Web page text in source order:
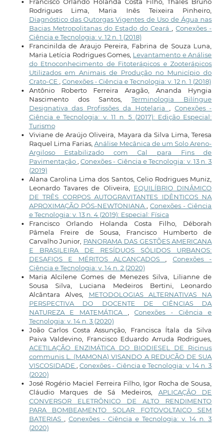
Rodrigues Lima, Maria Inês Teixeira Pinheiro,
Diagnóstico das Outorgas Vigentes de Uso de Água nas
Bacias Metropolitanas do Estado do Ceará
,Conexões -
Ciência e Tecnologia: v. 12 n. 1 (2018)
Francinilda de Araujo Pereira, Fabrina de Souza Luna,
Maria Letícia Rodrigues Gomes, Levantamento e Análise
do Etnoconhecimento de Fitoterápicos e Zooterápicos
Utilizados em Animais de Produção no Município do
Crato-CE
Conexões - Ciência e Tecnologia: v. 12 n. 1 (2018)
Antônio Roberto Ferreira Aragão, Ananda Hyngia
Nascimento dos Santos,Terminologia Bilíngue
Designativa das Profissões da Hotelaria
Conexões -
Ciência e Tecnologia: v. 11 n. 5 (2017): Edição Especial:
Turismo
Viviane de Araújo Oliveira, Mayara da Silva Lima, Teresa
Raquel Lima Farias, Análise Mecânica de um Solo Areno-
Argiloso Estabilizado com Cal para Fins de
Pavimentação ,Conexões - Ciência e Tecnologia: v. 13 n. 3
(2019)
Alana Carolina Lima dos Santos, Celio Rodrigues Muniz,
Leonardo Tavares de Oliveira, EQUILÍBRIO DINÂMICO
DE TRÊS CORPOS AUTOGRAVITANTES IDÊNTICOS NA
APROXIMAÇÃO PÓS-NEWTONIANA
,Conexões - Ciência
e Tecnologia: v. 13 n. 4 (2019): Especial: Física
Francisco Orlando Holanda Costa Filho, Déborah
Pâmela Freire de Sousa, Francisco Humberto de
Carvalho Junior, PANORAMA DAS GESTÕES AMERICANA
E BRASILEIRA DE RESÍDUOS SÓLIDOS URBANOS:
DESAFIOS E MÉRITOS ALCANÇADOS
Conexões -
Ciência e Tecnologia: v. 14 n. 2 (2020)
Maria Alcilene Gomes de Menezes Silva, Lilianne de
Sousa Silva, Luciana Medeiros Bertini, Leonardo
Alcântara Alves, METODOLOGIAS ALTERNATIVAS NA
PERSPECTIVA DO DOCENTE DE CIÊNCIAS DA
NATUREZA E MATEMÁTICA
,Conexões - Ciência e
Tecnologia: v. 14 n. 3 (2020)
João Carlos Costa Assunção, Francisca Ítala da Silva
Paiva Valdevino, Francisco Eduardo Arruda Rodrigues,
ACETILAÇÃO ENZIMÁTICA DO BIODIESEL DE Ricinus
communis L. (MAMONA) VISANDO A REDUÇÃO DE SUA
VISCOSIDADE
,Conexões - Ciência e Tecnologia: v. 14 n. 3
(2020)
José Rogério Maciel Ferreira Filho, Igor Rocha de Sousa,
Cláudio Marques de Sá Medeiros, APLICAÇÃO DE
CONVERSOR ELETRÔNICO DE ALTO RENDIMENTO
PARA BOMBEAMENTO SOLAR FOTOVOLTAICO SEM
BATERIAS
Conexões - Ciência e Tecnologia: v. 14 n. 3
(2020)